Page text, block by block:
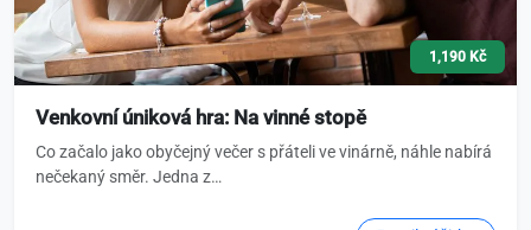
1,190 Kč
Venkovní úniková hra: Na vinné stopě
Co začalo jako obyčejný večer s přáteli ve vinárně, náhle nabírá
nečekaný směr. Jedna z…